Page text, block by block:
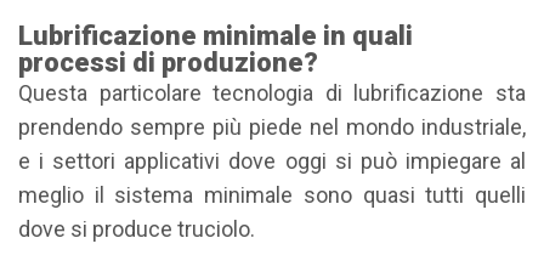
Lubrificazione minimale in quali
processi di produzione?
Questa particolare tecnologia di lubrificazione sta
prendendo sempre più piede nel mondo industriale,
e i settori applicativi dove oggi si può impiegare al
meglio il sistema minimale sono quasi tutti quelli
dove si produce truciolo.